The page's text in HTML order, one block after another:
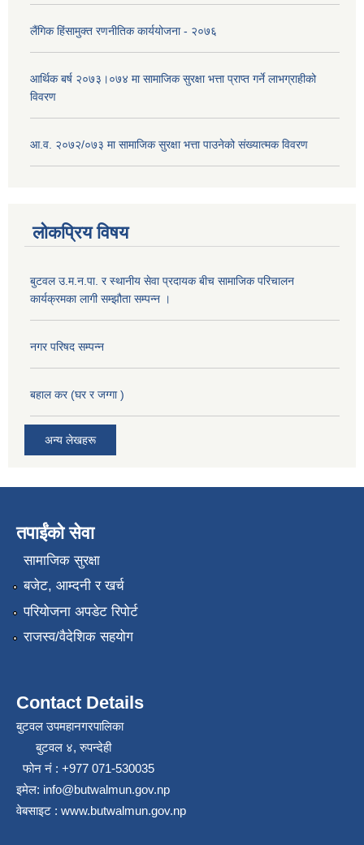
लैंगिक हिंसामुक्त रणनीतिक कार्ययोजना - २०७६
आर्थिक बर्ष २०७३।०७४ मा सामाजिक सुरक्षा भत्ता प्राप्त गर्ने लाभग्राहीको
विवरण
आ.व. २०७२/०७३ मा सामाजिक सुरक्षा भत्ता पाउनेको संख्यात्मक विवरण
लोकप्रिय विषय
बुटवल उ.म.न.पा. र स्थानीय सेवा प्रदायक बीच सामाजिक परिचालन
कार्यक्रमका लागी सम्झौता सम्पन्न ।
नगर परिषद सम्पन्न
बहाल कर (घर र जग्गा )
अन्य लेखहरू
तपाईंको सेवा
सामाजिक सुरक्षा
बजेट, आम्दनी र खर्च
परियोजना अपडेट रिपोर्ट
राजस्व/वैदेशिक सहयोग
Contact Details
बुटवल उपमहानगरपालिका
बुटवल ४, रुपन्देही
फोन नं : +977 071-530035
इमेल: info@butwalmun.gov.np
वेबसाइट : www.butwalmun.gov.np